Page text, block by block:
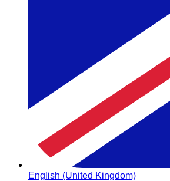
English (United Kingdom)